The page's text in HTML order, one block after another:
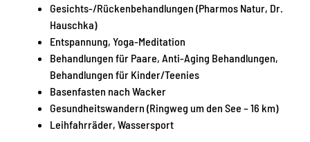
Gesichts-/Rückenbehandlungen (Pharmos Natur, Dr.
Hauschka)
Entspannung, Yoga-Meditation
Behandlungen für Paare, Anti-Aging Behandlungen,
Behandlungen für Kinder/Teenies
Basenfasten nach Wacker
Gesundheitswandern (Ringweg um den See – 16 km)
Leihfahrräder, Wassersport